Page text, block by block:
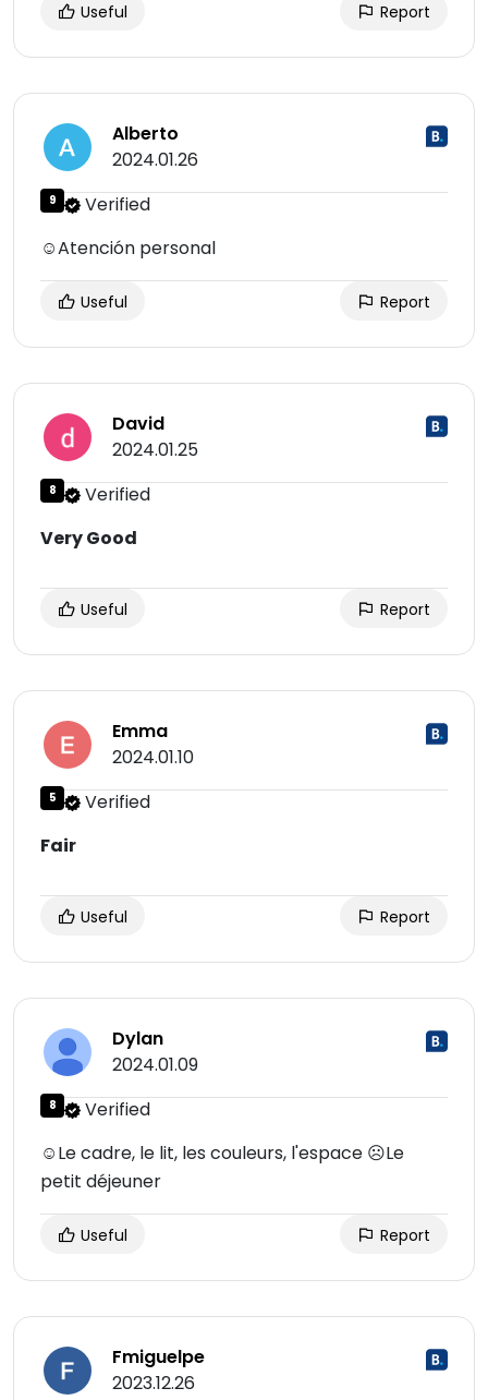
Useful Report
Alberto
2024.01.26
9
Verified
☺Atención personal
Useful Report
David
2024.01.25
8
Verified
Very Good
Useful Report
Emma
2024.01.10
5
Verified
Fair
Useful Report
Dylan
2024.01.09
8
Verified
☺Le cadre, le lit, les couleurs, l'espace ☹Le
petit déjeuner
Useful Report
Fmiguelpe
2023.12.26